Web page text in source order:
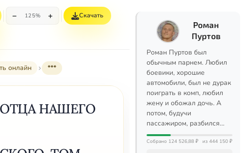
− 125% + Скачать
онлайн ***
НАШЕГО
Роман
Пуртов
Роман Пуртов был
обычным парнем. Любил
боевики, хорошие
автомобили, был не дурак
поиграть в комп, любил
жену и обожал дочь. А
потом, будучи
пассажиром, разбился…
Собрано 124 526,88 ₽ из 444 150 ₽